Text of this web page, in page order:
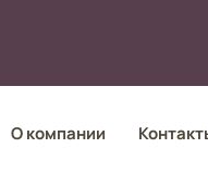
О компании